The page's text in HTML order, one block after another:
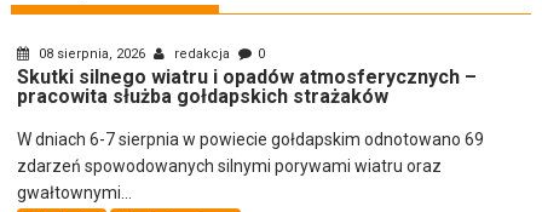
08 sierpnia, 2026 redakcja 0
Skutki silnego wiatru i opadów atmosferycznych –
pracowita służba gołdapskich strażaków
W dniach 6-7 sierpnia w powiecie gołdapskim odnotowano 69
zdarzeń spowodowanych silnymi porywami wiatru oraz
gwałtownymi...